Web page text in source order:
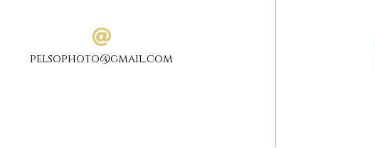
pelsophoto@gmail.com